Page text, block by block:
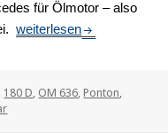
für Ölmotor – also
Mein 180 D Ponton
weiterlesen
Tags
180 D, OM 636, Ponton,